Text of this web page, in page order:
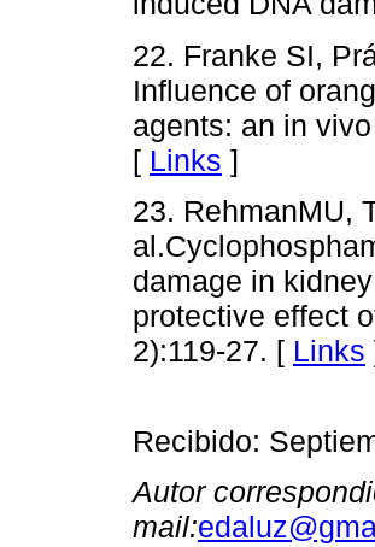
22. Franke SI,
Influence of
agents: an in
[ Links ]
23. RehmanMU,
damage in
protective effect
2):119-27. [ Links
Recibido:
Autor
mail: